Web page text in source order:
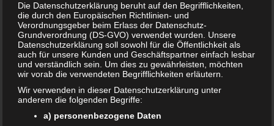
Trotzphase – Belastung für Eltern und Kind
22. JULI 2018
Wer kennt das nicht? Das Kind schreit und weint und will
unbedingt seinen Willen durchsetzen. Eben noch war alles
gut und plötzlich passt dem kleinen…
WEITERLESEN...
Die Datenschutzerklärung beruht auf den Begrifflichkeiten,
die durch den Europäischen Richtlinien- und
Verordnungsgeber beim Erlass der Datenschutz-
Grundverordnung (DS-GVO) verwendet wurden. Unsere
Datenschutzerklärung soll sowohl für die Öffentlichkeit als
auch für unsere Kunden und Geschäftspartner einfach lesbar
und verständlich sein. Um dies zu gewährleisten, möchten
wir vorab die verwendeten Begrifflichkeiten erläutern.
Wir verwenden in dieser Datenschutzerklärung unter
anderem die folgenden Begriffe:
a) personenbezogene Daten